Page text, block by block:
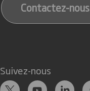
Contactez-nous
Suivez-nous